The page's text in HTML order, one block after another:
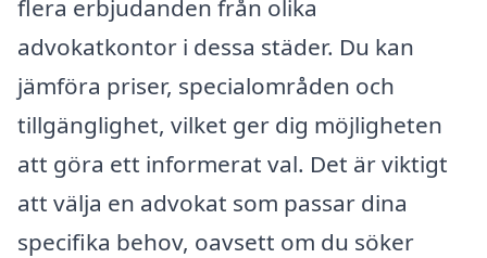
flera erbjudanden från olika
advokatkontor i dessa städer. Du kan
jämföra priser, specialområden och
tillgänglighet, vilket ger dig möjligheten
att göra ett informerat val. Det är viktigt
att välja en advokat som passar dina
specifika behov, oavsett om du söker